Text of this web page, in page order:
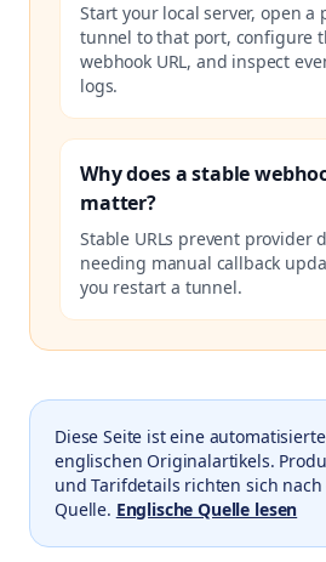
Start your local server, open a
tunnel to that port, configure
webhook URL, and inspect
logs.
Why does a stable
matter?
Stable URLs prevent provider
needing manual callback
you restart a tunnel.
Diese Seite ist eine
englischen Originalartikels.
und Tarifdetails richten sich
Quelle. Englische Quelle lesen